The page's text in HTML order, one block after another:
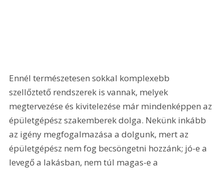
Ennél természetesen sokkal komplexebb
szellőztető rendszerek is vannak, melyek
megtervezése és kivitelezése már mindenképpen az
épületgépész szakemberek dolga. Nekünk inkább
az igény megfogalmazása a dolgunk, mert az
épületgépész nem fog becsöngetni hozzánk; jó-e a
levegő a lakásban, nem túl magas-e a